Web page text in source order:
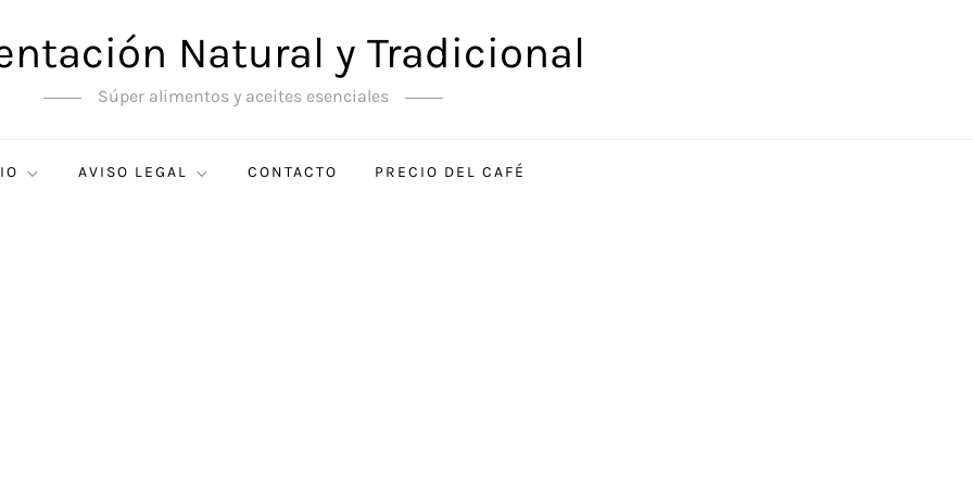
Natural y Tradicional
Súper alimentos y aceites esenciales
AVISO LEGAL CONTACTO PRECIO DEL CAFÉ